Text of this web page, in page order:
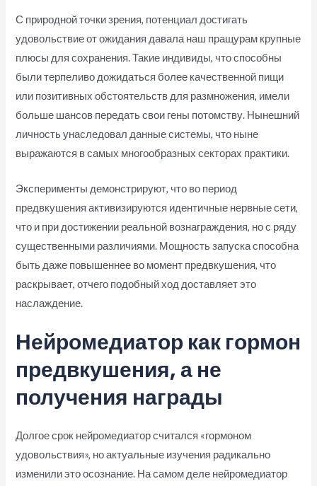
С природной точки зрения, потенциал достигать
удовольствие от ожидания давала наш пращурам крупные
плюсы для сохранения. Такие индивиды, что способны
были терпеливо дожидаться более качественной пищи
или позитивных обстоятельств для размножения, имели
больше шансов передать свои гены потомству. Нынешний
личность унаследовал данные системы, что ныне
выражаются в самых многообразных секторах практики.
Эксперименты демонстрируют, что во период
предвкушения активизируются идентичные нервные сети,
что и при достижении реальной вознаграждения, но с ряду
существенными различиями. Мощность запуска способна
быть даже повышеннее во момент предвкушения, что
раскрывает, отчего подобный ход доставляет это
наслаждение.
Нейромедиатор как гормон
предвкушения, а не
получения награды
Долгое срок нейромедиатор считался «гормоном
удовольствия», но актуальные изучения радикально
изменили это осознание. На самом деле нейромедиатор